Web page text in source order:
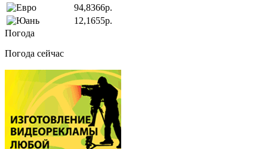
94,8366р.
12,1655р.
Погода
Погода сейчас